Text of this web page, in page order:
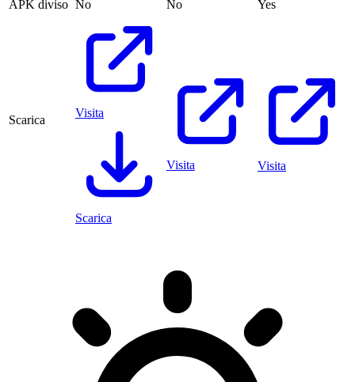
APK diviso No No Yes
Scarica
Visita
Scarica
Visita Visita